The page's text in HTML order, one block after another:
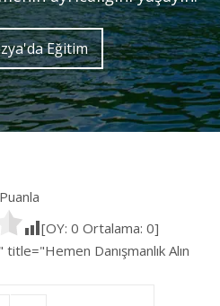
Eğitim
Puanla
[OY: 0 Ortalama: 0]
Danışmanlık Alın